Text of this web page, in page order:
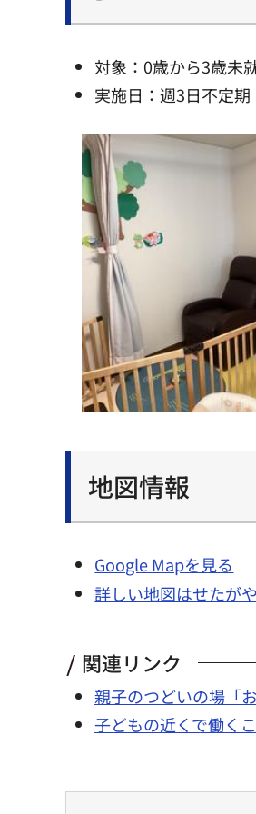
対象：0歳から3歳未
実施日：週3日不定期
地図情報
Google Mapを見る
詳しい地図はせたが
関連リンク
親子のつどいの場「
子どもの近くで働く